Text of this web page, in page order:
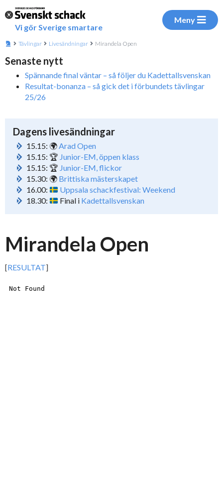
Vi gör Sverige smartare
Meny
Tävlingar Livesändningar Mirandela Open
Senaste nytt
Spännande final väntar – så följer du Kadettallsvenskan
Resultat-bonanza – så gick det i förbundets tävlingar
25/26
Dagens livesändningar
15.15: 🌍Arad Open
15.15: 🏆 Junior-EM, öppen klass
15.15: 🏆 Junior-EM, flickor
15.30: 🌍 Brittiska mästerskapet
16.00:
Uppsala schackfestival: Weekend
18.30:
Final i Kadettallsvenskan
Mirandela Open
[RESULTAT]